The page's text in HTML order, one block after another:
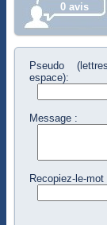
0 avis
Pseudo
espace):
Message :
Recopiez-le-